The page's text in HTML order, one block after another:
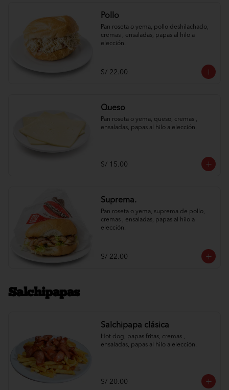
Pollo
Pan roseta o yema, pollo deshilachado,
cremas , ensaladas, papas al hilo a
elección.
S/ 22.00
Queso
Pan roseta o yema, queso, cremas ,
ensaladas, papas al hilo a elección.
S/ 15.00
Suprema.
Pan roseta o yema, suprema de pollo,
cremas , ensaladas, papas al hilo a
elección.
S/ 22.00
Salchipapas
Salchipapa clásica
Hot dog, papas fritas, cremas ,
ensaladas, papas al hilo a elección.
S/ 20.00